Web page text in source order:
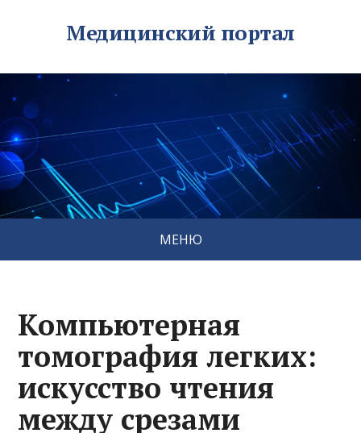
Медицинский портал
МЕНЮ
Компьютерная
томография легких:
искусство чтения
между срезами